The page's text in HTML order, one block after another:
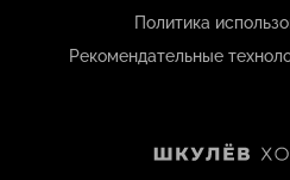
Политика
Рекомендательные